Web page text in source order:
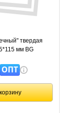
твердая
мм BG
ОПТ